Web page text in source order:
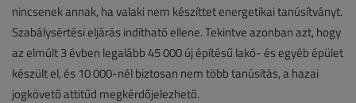
nincsenek annak, ha valaki nem készíttet energetikai tanúsítványt.
Szabálysértési eljárás indítható ellene. Tekintve azonban azt, hogy
az elmúlt 3 évben legalább 45 000 új építésű lakó- és egyéb épület
készült el, és 10 000-nél biztosan nem több tanúsítás, a hazai
jogkövető attitűd megkérdőjelezhető.